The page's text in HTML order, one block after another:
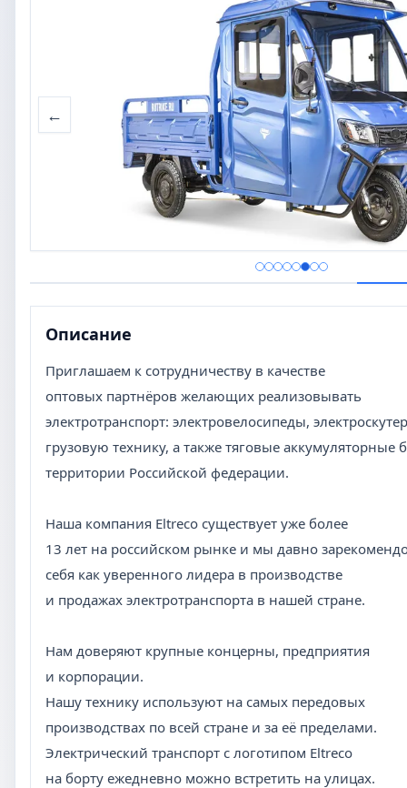
←
Описание
Приглашаем к сотрудничеству в качестве
оптовых партнёров желающих реализовывать
электротранспорт: электровелосипеды,
грузовую технику, а также тяговые аккумуляторные
территории Российской федерации.
Наша компания Eltreco существует уже более
13 лет на российском рынке и мы давно
себя как уверенного лидера в производстве
и продажах электротранспорта в нашей стране.
Нам доверяют крупные концерны, предприятия
и корпорации.
Нашу технику используют на самых передовых
производствах по всей стране и за её пределами.
Электрический транспорт с логотипом Eltreco
на борту ежедневно можно встретить на улицах.